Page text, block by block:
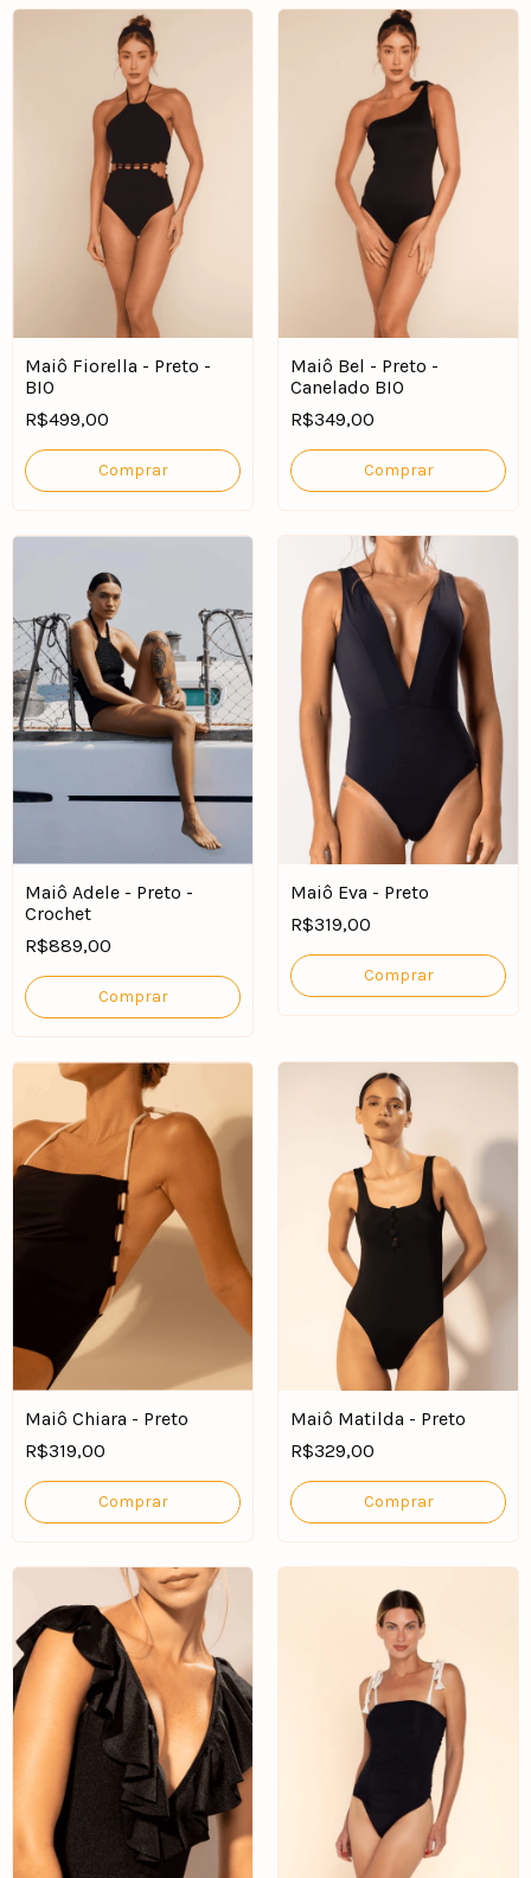
Maiô Fiorella - Preto -
BIO
R$499,00
Comprar
Maiô Bel - Preto -
Canelado BIO
R$349,00
Comprar
Maiô Adele - Preto -
Crochet
R$889,00
Comprar
Maiô Eva - Preto
R$319,00
Comprar
Maiô Chiara - Preto
R$319,00
Comprar
Maiô Matilda - Preto
R$329,00
Comprar